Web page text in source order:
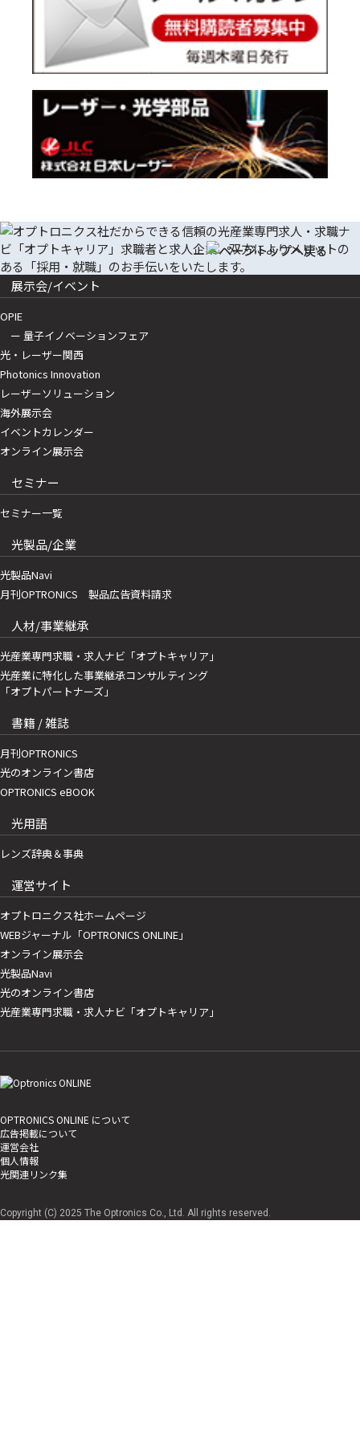
展示会/イベント
OPIE
ー 量子イノベーションフェア
光・レーザー関西
Photonics Innovation
レーザーソリューション
海外展示会
イベントカレンダー
オンライン展示会
セミナー
セミナー一覧
光製品/企業
光製品Navi
月刊OPTRONICS 製品広告資料請求
人材/事業継承
光産業専門求職・求人ナビ「オプトキャリア」
光産業に特化した事業継承コンサルティング
「オプトパートナーズ」
書籍 / 雑誌
月刊OPTRONICS
光のオンライン書店
OPTRONICS eBOOK
光用語
レンズ辞典＆事典
運営サイト
オプトロニクス社ホームページ
WEBジャーナル「OPTRONICS ONLINE」
オンライン展示会
光製品Navi
光のオンライン書店
光産業専門求職・求人ナビ「オプトキャリア」
OPTRONICS ONLINE について
広告掲載について
運営会社
個人情報
光関連リンク集
Copyright (C) 2025 The Optronics Co., Ltd. All rights reserved.